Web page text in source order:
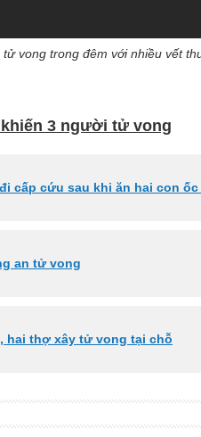
vong trong đêm với nhiều vết
3 người tử vong
cấp cứu sau khi ăn hai con ốc
an tử vong
hai thợ xây tử vong tại chỗ